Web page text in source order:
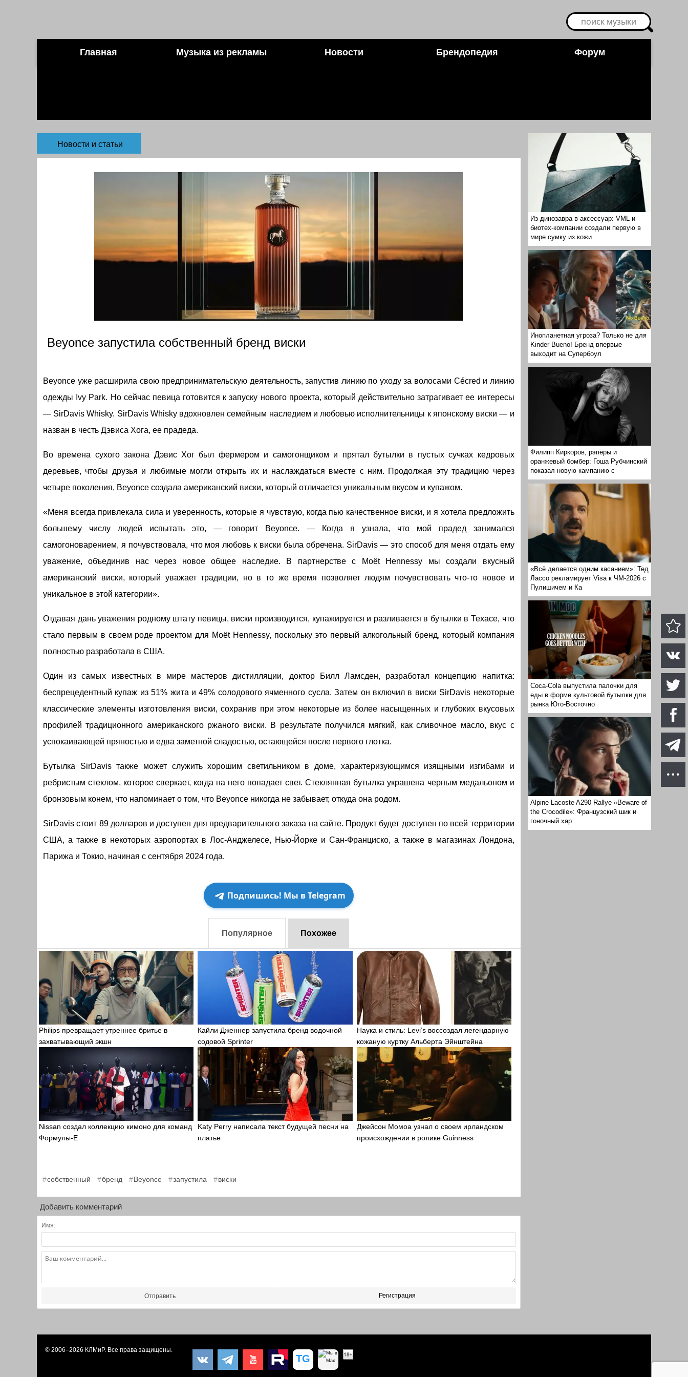
Главная Музыка из рекламы Новости Брендопедия Форум
Из динозавра в аксессуар: VML и
биотех-компании создали первую в
мире сумку из кожи
Инопланетная угроза? Только не для
Kinder Bueno! Бренд впервые
выходит на Супербоул
Филипп Киркоров, рэперы и
оранжевый бомбер: Гоша Рубчинский
показал новую кампанию с
«Всё делается одним касанием»: Тед
Лассо рекламирует Visa к ЧМ-2026 с
Пулишичем и Ка
Coca-Cola выпустила палочки для
еды в форме культовой бутылки для
рынка Юго-Восточно
Alpine Lacoste A290 Rallye «Beware of
the Crocodile»: Французский шик и
гоночный хар
Новости и статьи
Beyonce запустила собственный бренд виски
Beyonce уже расширила свою предпринимательскую деятельность, запустив линию по уходу за волосами Cécred и линию
одежды Ivy Park. Но сейчас певица готовится к запуску нового проекта, который действительно затрагивает ее интересы
— SirDavis Whisky. SirDavis Whisky вдохновлен семейным наследием и любовью исполнительницы к японскому виски — и
назван в честь Дэвиса Хога, ее прадеда.
Во времена сухого закона Дэвис Хог был фермером и самогонщиком и прятал бутылки в пустых сучках кедровых
деревьев, чтобы друзья и любимые могли открыть их и наслаждаться вместе с ним. Продолжая эту традицию через
четыре поколения, Beyonce создала американский виски, который отличается уникальным вкусом и купажом.
«Меня всегда привлекала сила и уверенность, которые я чувствую, когда пью качественное виски, и я хотела предложить
большему числу людей испытать это, — говорит Beyonce. — Когда я узнала, что мой прадед занимался
самогоноварением, я почувствовала, что моя любовь к виски была обречена. SirDavis — это способ для меня отдать ему
уважение, объединив нас через новое общее наследие. В партнерстве с Moët Hennessy мы создали вкусный
американский виски, который уважает традиции, но в то же время позволяет людям почувствовать что-то новое и
уникальное в этой категории».
Отдавая дань уважения родному штату певицы, виски производится, купажируется и разливается в бутылки в Техасе, что
стало первым в своем роде проектом для Moët Hennessy, поскольку это первый алкогольный бренд, который компания
полностью разработала в США.
Один из самых известных в мире мастеров дистилляции, доктор Билл Ламсден, разработал концепцию напитка:
беспрецедентный купаж из 51% жита и 49% солодового ячменного сусла. Затем он включил в виски SirDavis некоторые
классические элементы изготовления виски, сохранив при этом некоторые из более насыщенных и глубоких вкусовых
профилей традиционного американского ржаного виски. В результате получился мягкий, как сливочное масло, вкус с
успокаивающей пряностью и едва заметной сладостью, остающейся после первого глотка.
Бутылка SirDavis также может служить хорошим светильником в доме, характеризующимся изящными изгибами и
ребристым стеклом, которое сверкает, когда на него попадает свет. Стеклянная бутылка украшена черным медальоном и
бронзовым конем, что напоминает о том, что Beyonce никогда не забывает, откуда она родом.
SirDavis стоит 89 долларов и доступен для предварительного заказа на сайте. Продукт будет доступен по всей территории
США, а также в некоторых аэропортах в Лос-Анджелесе, Нью-Йорке и Сан-Франциско, а также в магазинах Лондона,
Парижа и Токио, начиная с сентября 2024 года.
Подпишись! Мы в Telegram
Популярное Похожее
Philips превращает утреннее бритье в
захватывающий экшн
Кайли Дженнер запустила бренд водочной
содовой Sprinter
Наука и стиль: Levi’s воссоздал легендарную
кожаную куртку Альберта Эйнштейна
Nissan создал коллекцию кимоно для команд
Формулы-Е
Katy Perry написала текст будущей песни на
платье
Джейсон Момоа узнал о своем ирландском
происхождении в ролике Guinness
собственный бренд Beyonce запустила виски
Добавить комментарий
Имя:
Отправить Регистрация
© 2006–2026 КЛМиP. Все права защищены.